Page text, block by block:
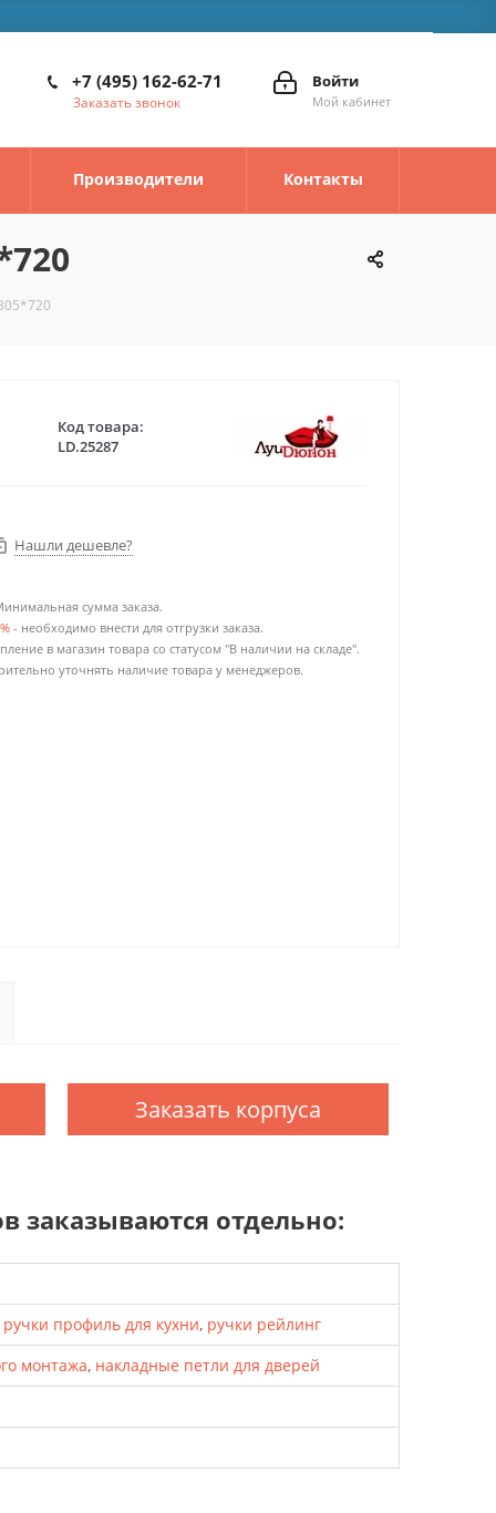
Войти
Мой кабинет
+7 (495) 162-62-71
Заказать звонок
Производители Контакты
Код товара:
LD.25287
Нашли дешевле?
сумма заказа.
- необходимо внести для отгрузки заказа.
в магазин товара со статусом "В наличии на складе".
уточнять наличие товара у менеджеров.
Заказать корпуса
отдельно:
ручки профиль для кухни, ручки рейлинг
монтажа, накладные петли для дверей